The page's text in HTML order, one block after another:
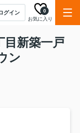
グイン
お気に入り
0
目新築一戸
ン